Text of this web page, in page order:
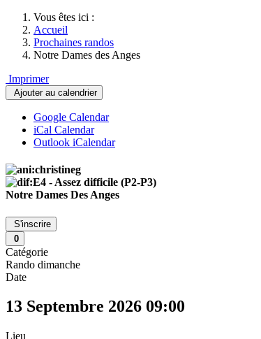
Vous êtes ici :
Accueil
Prochaines randos
Notre Dames des Anges
Imprimer
Ajouter au calendrier
Google Calendar
iCal Calendar
Outlook iCalendar
Notre Dames Des Anges
S'inscrire
0
Catégorie
Rando dimanche
Date
13 Septembre 2026 09:00
Lieu